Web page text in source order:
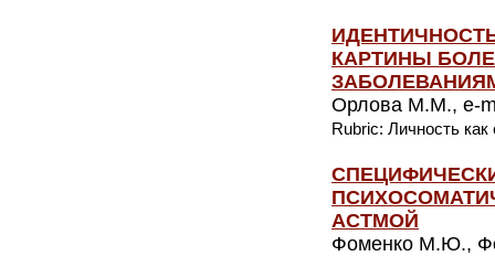
КАРТИНЫ
Орлова М.М., e-
Rubric: Личность
АСТМОЙ
Фоменко М.Ю.,